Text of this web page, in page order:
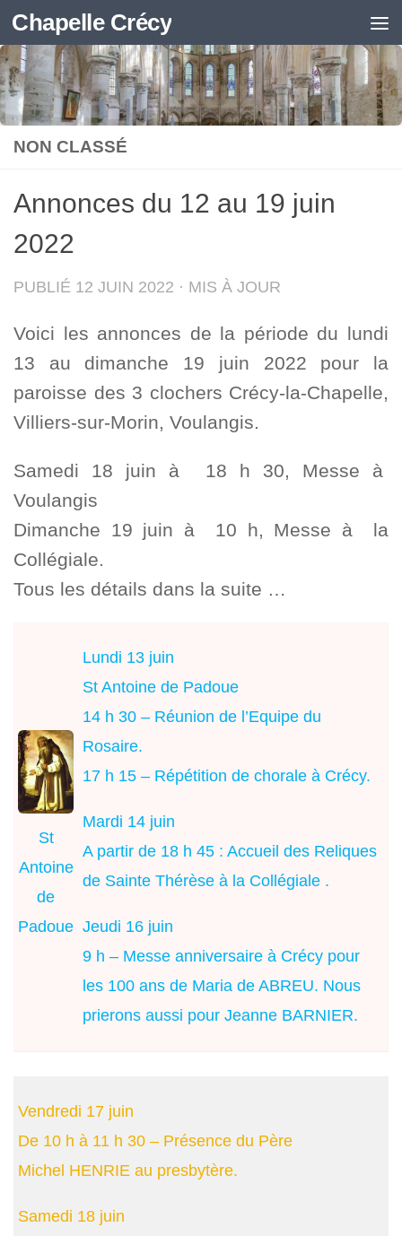
Skip to content
Chapelle Crécy
NON CLASSÉ
Annonces du 12 au 19 juin
2022
PUBLIÉ 12 JUIN 2022 · MIS À JOUR
Voici les annonces de la période du lundi
13 au dimanche 19 juin 2022 pour la
paroisse des 3 clochers Crécy-la-Chapelle,
Villiers-sur-Morin, Voulangis.
Samedi 18 juin à 18 h 30, Messe à
Voulangis
Dimanche 19 juin à 10 h, Messe à la
Collégiale.
Tous les détails dans la suite …
St
Antoine
de
Padoue
Lundi 13 juin
St Antoine de Padoue
14 h 30 – Réunion de l’Equipe du
Rosaire.
17 h 15 – Répétition de chorale à Crécy.
Mardi 14 juin
A partir de 18 h 45 : Accueil des Reliques
de Sainte Thérèse à la Collégiale .
Jeudi 16 juin
9 h – Messe anniversaire à Crécy pour
les 100 ans de Maria de ABREU. Nous
prierons aussi pour Jeanne BARNIER.
Vendredi 17 juin
De 10 h à 11 h 30 – Présence du Père
Michel HENRIE au presbytère.
Samedi 18 juin